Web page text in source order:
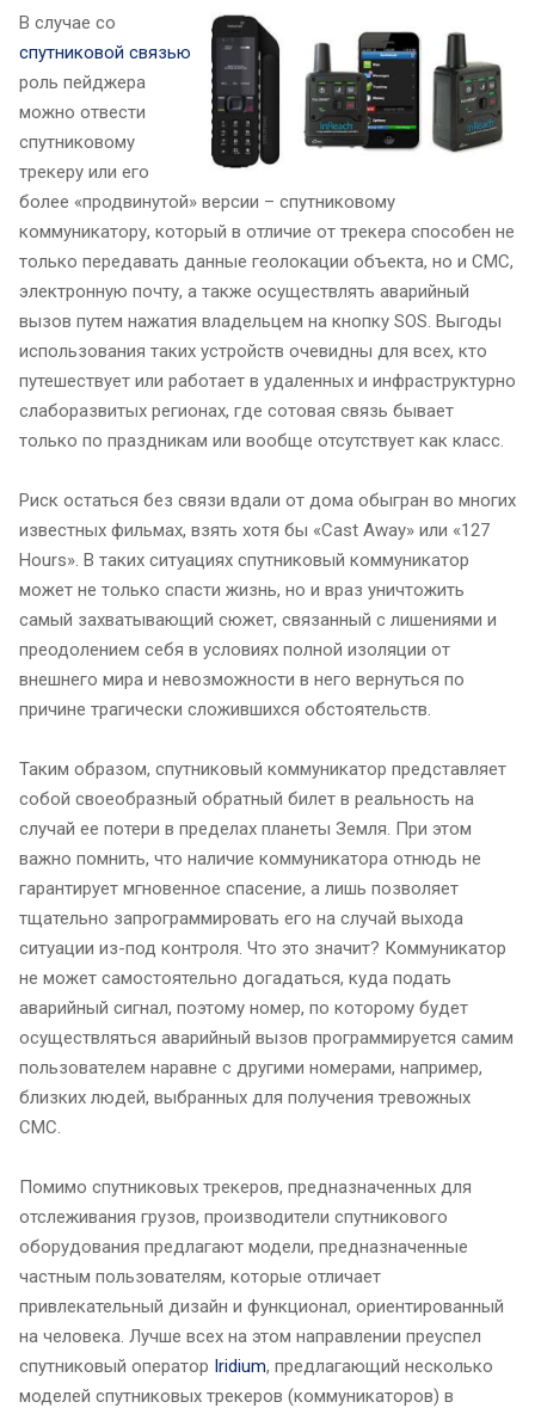
В случае со
спутниковой связью
роль пейджера
можно отвести
спутниковому
трекеру или его
более «продвинутой» версии – спутниковому
коммуникатору, который в отличие от трекера способен не
только передавать данные геолокации объекта, но и СМС,
электронную почту, а также осуществлять аварийный
вызов путем нажатия владельцем на кнопку SOS. Выгоды
использования таких устройств очевидны для всех, кто
путешествует или работает в удаленных и инфраструктурно
слаборазвитых регионах, где сотовая связь бывает
только по праздникам или вообще отсутствует как класс.
Риск остаться без связи вдали от дома обыгран во многих
известных фильмах, взять хотя бы «Cast Away» или «127
Hours». В таких ситуациях спутниковый коммуникатор
может не только спасти жизнь, но и враз уничтожить
самый захватывающий сюжет, связанный с лишениями и
преодолением себя в условиях полной изоляции от
внешнего мира и невозможности в него вернуться по
причине трагически сложившихся обстоятельств.
Таким образом, спутниковый коммуникатор представляет
собой своеобразный обратный билет в реальность на
случай ее потери в пределах планеты Земля. При этом
важно помнить, что наличие коммуникатора отнюдь не
гарантирует мгновенное спасение, а лишь позволяет
тщательно запрограммировать его на случай выхода
ситуации из-под контроля. Что это значит? Коммуникатор
не может самостоятельно догадаться, куда подать
аварийный сигнал, поэтому номер, по которому будет
осуществляться аварийный вызов программируется самим
пользователем наравне с другими номерами, например,
близких людей, выбранных для получения тревожных
СМС.
Помимо спутниковых трекеров, предназначенных для
отслеживания грузов, производители спутникового
оборудования предлагают модели, предназначенные
частным пользователям, которые отличает
привлекательный дизайн и функционал, ориентированный
на человека. Лучше всех на этом направлении преуспел
спутниковый оператор Iridium, предлагающий несколько
моделей спутниковых трекеров (коммуникаторов) в